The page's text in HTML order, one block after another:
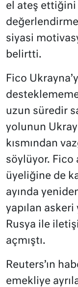
el ateş
siyasi
belirtti.
Fico
uzun süredir
yolunun
kısmından
söylüyor. Fico
üyeliğine de
ayında
yapılan askeri
Rusya ile
açmıştı.
Reuters’ın
emekliye